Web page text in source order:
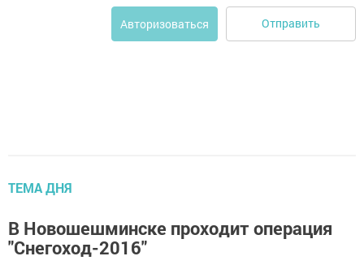
Авторизоваться Отправить
ТЕМА ДНЯ
В Новошешминске проходит операция
"Снегоход-2016"